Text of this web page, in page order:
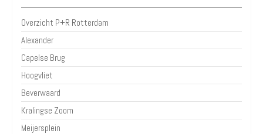
Overzicht P+R Rotterdam
Alexander
Capelse Brug
Hoogvliet
Beverwaard
Kralingse Zoom
Meijersplein